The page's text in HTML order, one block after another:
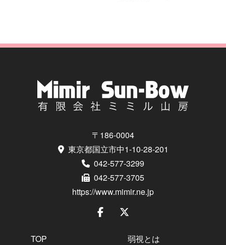
〒186-0004
東京都国立市中1-10-28-201
042-577-3299
042-577-3705
https://www.mimir.ne.jp
TOP
弱視とは